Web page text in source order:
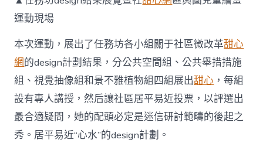
平
現
場
投
票，
配
合
繪
造
運動現場
本次運動，展出了任務坊各小組關于社區微改革甜心
網的design計劃結果，分公共空間組、公共舉措措施
組、視覺抽像組和景不雅植物組四組展出甜心 ，每組
設有專人講授，然后讓社區居平易近投票，以評選出
最合適疑問，她的配頭必定是迷信研討範疇的後起之
秀。居平易近“心水”的design計劃。